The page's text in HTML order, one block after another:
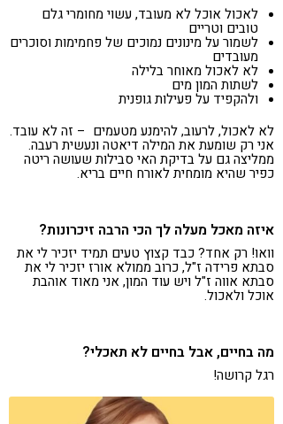
לאכול אוכל לא מעובד, עשוי מחומרי גלם
טובים וטריים
לשמור על מינונים נמוכים של פחמימות וסוכרים
מעובדים
לא לאכול מאוחר בלילה
לשתות המון מים
ולהקפיד על פעילות גופנית
לא לאכול, לרעוב, להימנע מטעמים – זה לא עובד.
אני רק שומעת את המילה דיאטה ונעשית רעבה.
ממליצה גם על בדיקת האי סבילות שעושה ריטה
כפיר שהיא מומחית לאורח חיים בריא.
איזה מאכל מעלה לך הכי הרבה זיכרונות?
וואו! רק אחד? כבד קצוץ טעים תמיד יזכיר לי את
סבתא פרידה ז"ל, כרוב ממולא אורז יזכיר לי את
סבתא אווה ז"ל ויש עוד המון, אני מאוד אוהבת
אוכל ולאכול.
מה בחיים, אבל בחיים לא תאכלי?
רגל קרושה!